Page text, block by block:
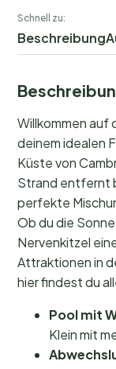
Schnell zu:
Beschreibung
Willkommen auf
deinem idealen
Küste von
Strand entfernt
perfekte
Ob du die
Nervenkitzel
Attraktionen in
hier findest du
Pool mit
Klein mit